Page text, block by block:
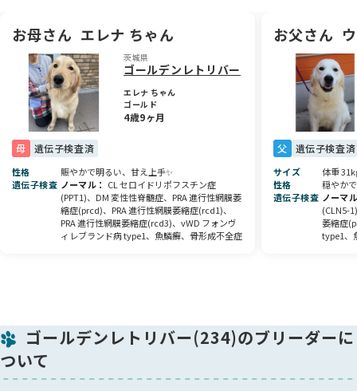
必須経費
● ワクチン接種費 1回分 11,000円
おすすめ品
● 今食べているドッグフード 6キロ（3週間分） 11,000円
● サプリメント（2か月分） 3,600円
---------------------------------------------------------
販売の条件
●１才半までに股関節レントゲンを撮影し、評価を受けて頂く
● 避妊・去勢を実施し、証明書を提出して頂くこと。
● 室内で飼育していただくこと。
０日kg
３/３ 心雑音チェック・検便
３/２４ 健康診断・検便・ワクチン接種
お母さん エレナ ちゃん
茨城県
ゴールデンレトリバー
エレナ ちゃん
ゴールド
4歳9ヶ月
母 遺伝子検査済
性格
賑やかで明るい、甘え上手✨
遺伝子検査 ノーマル
CL セロイドリポフスチン症
(PPT1)、DM 変性性脊髄症、PRA 進行性網膜萎
縮症(prcd)、PRA 進行性網膜萎縮症(rcd1)、
PRA 進行性網膜萎縮症(rcd3)、vWD フォンヴ
ィレブランド病 type1、魚鱗癬、骨形成不全症
お父さん
父 遺伝子検査済
サイズ
体重
性格
穏やか
遺伝子検査 ノーマ
(CLN5-
萎縮症
type1、
ゴールデンレトリバー(234)のブリーダーに
ついて